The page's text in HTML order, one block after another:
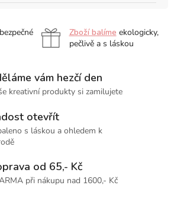
Zboží balíme ekologicky,
pečlivě a s láskou
vám hezčí den
kreativní produkty si zamilujete
otevřít
s láskou a ohledem k
od 65,- Kč
při nákupu nad 1600,- Kč